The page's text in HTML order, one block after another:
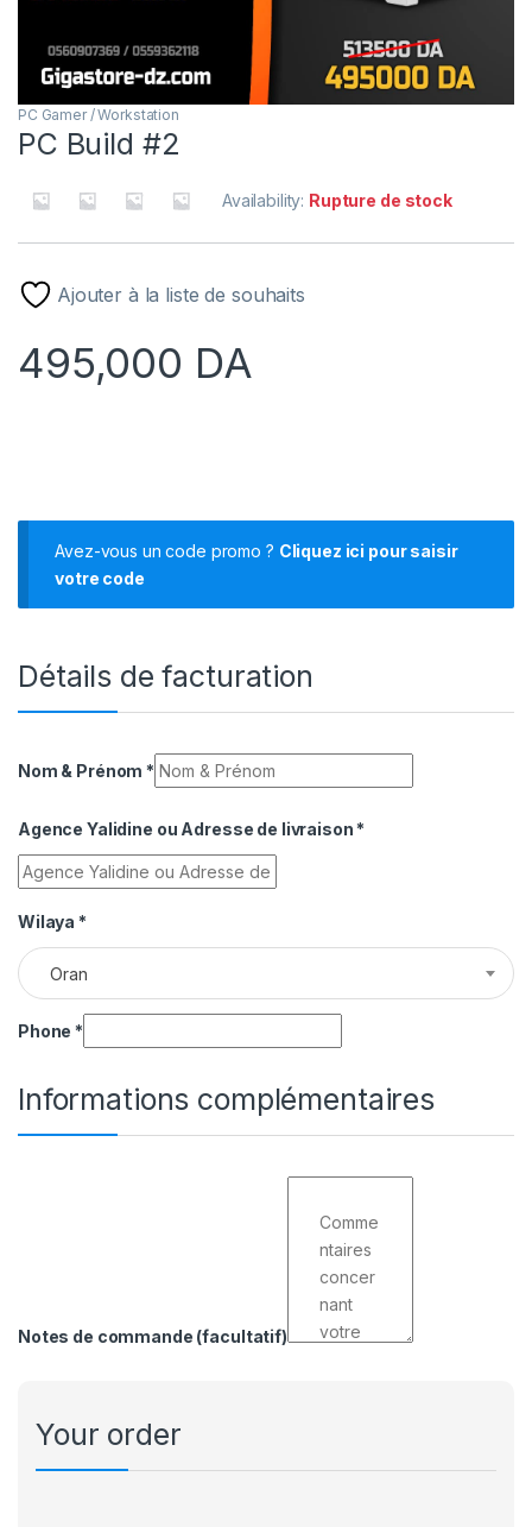
PC Gamer / Workstation
PC Build #2
Availability: Rupture de stock
Ajouter à la liste de souhaits
495,000 DA
Avez-vous un code promo ? Cliquez ici pour saisir
votre code
Détails de facturation
Nom & Prénom *
Agence Yalidine ou Adresse de livraison *
Wilaya *
Oran
Phone *
Informations complémentaires
Notes de commande (facultatif)
Your order